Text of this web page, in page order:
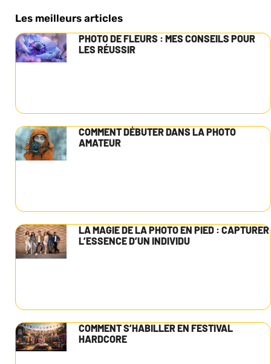
Les meilleurs articles
PHOTO DE FLEURS : MES CONSEILS POUR
LES RÉUSSIR
COMMENT DÉBUTER DANS LA PHOTO
AMATEUR
LA MAGIE DE LA PHOTO EN PIED : CAPTURER
L’ESSENCE D’UN INDIVIDU
COMMENT S’HABILLER EN FESTIVAL
HARDCORE